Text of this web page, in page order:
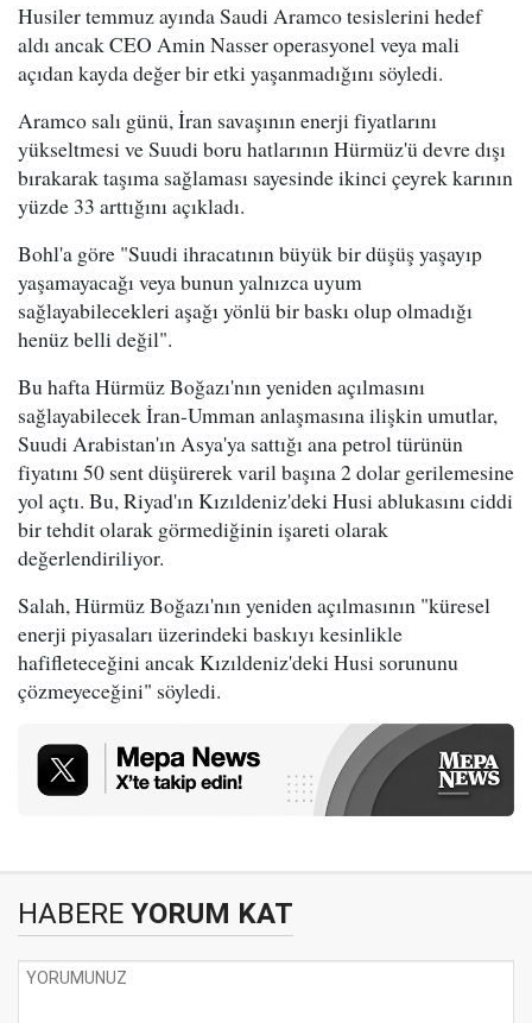
Husiler temmuz ayında Saudi Aramco tesislerini hedef
aldı ancak CEO Amin Nasser operasyonel veya mali
açıdan kayda değer bir etki yaşanmadığını söyledi.
Aramco salı günü, İran savaşının enerji fiyatlarını
yükseltmesi ve Suudi boru hatlarının Hürmüz'ü devre dışı
bırakarak taşıma sağlaması sayesinde ikinci çeyrek karının
yüzde 33 arttığını açıkladı.
Bohl'a göre "Suudi ihracatının büyük bir düşüş yaşayıp
yaşamayacağı veya bunun yalnızca uyum
sağlayabilecekleri aşağı yönlü bir baskı olup olmadığı
henüz belli değil".
Bu hafta Hürmüz Boğazı'nın yeniden açılmasını
sağlayabilecek İran-Umman anlaşmasına ilişkin umutlar,
Suudi Arabistan'ın Asya'ya sattığı ana petrol türünün
fiyatını 50 sent düşürerek varil başına 2 dolar gerilemesine
yol açtı. Bu, Riyad'ın Kızıldeniz'deki Husi ablukasını ciddi
bir tehdit olarak görmediğinin işareti olarak
değerlendiriliyor.
Salah, Hürmüz Boğazı'nın yeniden açılmasının "küresel
enerji piyasaları üzerindeki baskıyı kesinlikle
hafifleteceğini ancak Kızıldeniz'deki Husi sorununu
çözmeyeceğini" söyledi.
HABERE YORUM KAT